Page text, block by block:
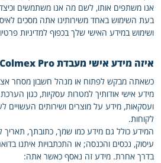
אנו משתפים אותו, לשם מה אנו משתמשים וכיצד
בעת השימוש באחד משירותינו אתה מסכים
ושימוש במידע האישי שלך בכפוף למדיניות
איזה מידע אישי מעבדת Colmex Pro ומדוע?
מידע אישי אודותיך למטרות עסקיות, כגון
ועסקאות, מידע על מוצרים ושירותים העשויים
לקוחות.
המידע כולל גם מידע כמו שמך, כתובתך, תאריך
עיסוק, נכסים והכנסה; או התכתבויות איתנו
בדרך אחרת. מידע זה נאסף כאשר אתה: